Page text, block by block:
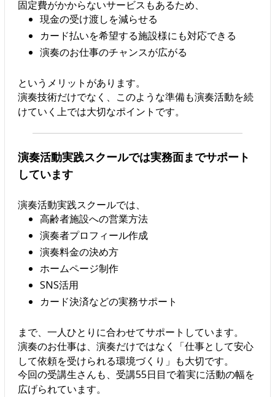
固定費がかからないサービスもあるため、
現金の受け渡しを減らせる
カード払いを希望する施設様にも対応できる
演奏のお仕事のチャンスが広がる
というメリットがあります。
演奏技術だけでなく、このような準備も演奏活動を続
けていく上では大切なポイントです。
演奏活動実践スクールでは実務面までサポート
しています
演奏活動実践スクールでは、
高齢者施設への営業方法
演奏者プロフィール作成
演奏料金の決め方
ホームページ制作
SNS活用
カード決済などの実務サポート
まで、一人ひとりに合わせてサポートしています。
演奏のお仕事は、演奏だけではなく「仕事として安心
して依頼を受けられる環境づくり」も大切です。
今回の受講生さんも、受講55日目で着実に活動の幅を
広げられています。